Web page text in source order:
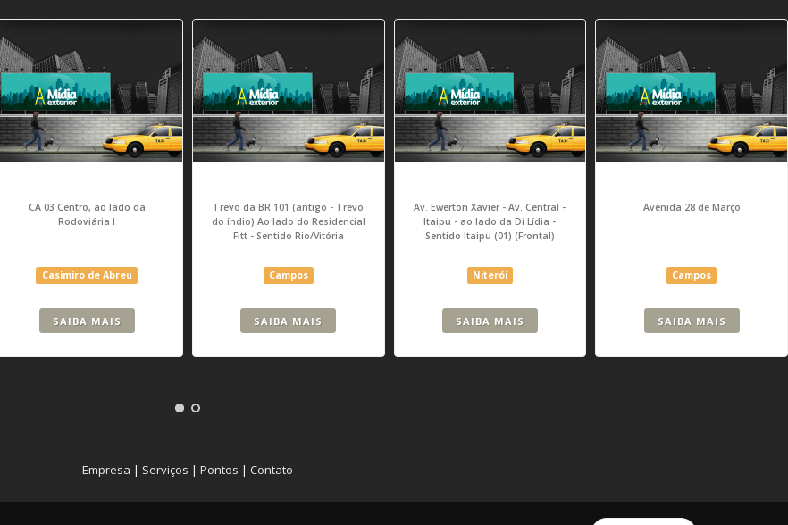
CA 03 Centro, ao lado da
Rodoviária I
Casimiro de Abreu
SAIBA MAIS
Trevo da BR 101 (antigo - Trevo
do índio) Ao lado do Residencial
Fitt - Sentido Rio/Vitória
Campos
SAIBA MAIS
Av. Ewerton Xavier - Av. Central -
Itaipu - ao lado da Di Lídia -
Sentido Itaipu (01) (Frontal)
Niterói
SAIBA MAIS
Avenida 28 de Março
Campos
SAIBA MAIS
Empresa | Serviços | Pontos | Contato